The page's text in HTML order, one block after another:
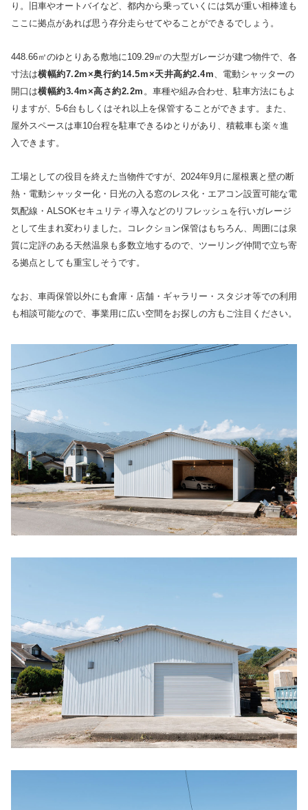
り。旧車やオートバイなど、都内から乗っていくには気が重い相棒達も
ここに拠点があれば思う存分走らせてやることができるでしょう。
448.66㎡のゆとりある敷地に109.29㎡の大型ガレージが建つ物件で、各
寸法は横幅約7.2m×奥行約14.5m×天井高約2.4m、電動シャッターの
開口は横幅約3.4m×高さ約2.2m 。車種や組み合わせ、駐車方法にもよ
りますが、5-6台もしくはそれ以上を保管することができます。また、
屋外スペースは車10台程を駐車できるゆとりがあり、積載車も楽々進
入できます。
工場としての役目を終えた当物件ですが、2024年9月に屋根裏と壁の断
熱・電動シャッター化・日光の入る窓のレス化・エアコン設置可能な電
気配線・ALSOKセキュリティ導入などのリフレッシュを行いガレージ
として生まれ変わりました。コレクション保管はもちろん、周囲には泉
質に定評のある天然温泉も多数立地するので、ツーリング仲間で立ち寄
る拠点としても重宝しそうです。
なお、車両保管以外にも倉庫・店舗・ギャラリー・スタジオ等での利用
も相談可能なので、事業用に広い空間をお探しの方もご注目ください。